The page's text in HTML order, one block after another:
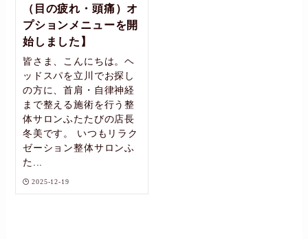
（目の疲れ・頭痛）オ
プションメニューを開
始しました】
皆さま、こんにちは。ヘ
ッドスパを立川でお探し
の方に、首肩・自律神経
まで整える施術を行う整
体サロンふたたびの店長
冬美です。 いつもリラク
ゼーション整体サロンふ
た...
2025-12-19